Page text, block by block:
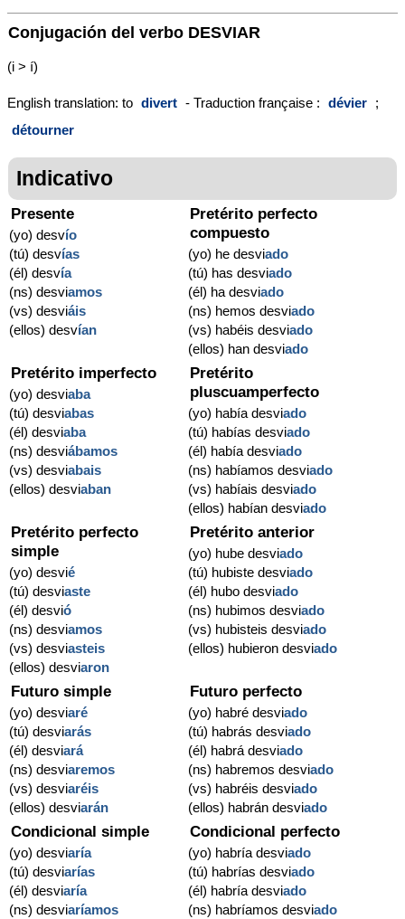
Conjugación del verbo DESVIAR
(i > í)
English translation: to divert - Traduction française : dévier ;
détourner
Indicativo
Presente
(yo) desvío
(tú) desvías
(él) desvía
(ns) desviamos
(vs) desviáis
(ellos) desvían
Pretérito perfecto
compuesto
(yo) he desviado
(tú) has desviado
(él) ha desviado
(ns) hemos desviado
(vs) habéis desviado
(ellos) han desviado
Pretérito imperfecto
(yo) desviaba
(tú) desviabas
(él) desviaba
(ns) desviábamos
(vs) desviabais
(ellos) desviaban
Pretérito
pluscuamperfecto
(yo) había desviado
(tú) habías desviado
(él) había desviado
(ns) habíamos desviado
(vs) habíais desviado
(ellos) habían desviado
Pretérito perfecto
simple
(yo) desvié
(tú) desviaste
(él) desvió
(ns) desviamos
(vs) desviasteis
(ellos) desviaron
Pretérito anterior
(yo) hube desviado
(tú) hubiste desviado
(él) hubo desviado
(ns) hubimos desviado
(vs) hubisteis desviado
(ellos) hubieron desviado
Futuro simple
(yo) desviaré
(tú) desviarás
(él) desviará
(ns) desviaremos
(vs) desviaréis
(ellos) desviarán
Futuro perfecto
(yo) habré desviado
(tú) habrás desviado
(él) habrá desviado
(ns) habremos desviado
(vs) habréis desviado
(ellos) habrán desviado
Condicional simple
(yo) desviaría
(tú) desviarías
(él) desviaría
(ns) desviaríamos
Condicional perfecto
(yo) habría desviado
(tú) habrías desviado
(él) habría desviado
(ns) habríamos desviado